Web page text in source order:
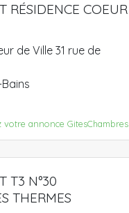
RÉSIDENCE COEUR
de Ville 31 rue de
votre annonce GitesChambres
T3 N°30
THERMES